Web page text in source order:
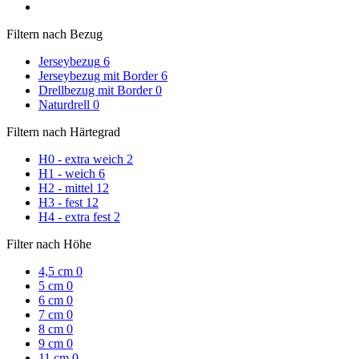
Filtern nach Bezug
Jerseybezug 6
Jerseybezug mit Border 6
Drellbezug mit Border 0
Naturdrell 0
Filtern nach Härtegrad
H0 - extra weich 2
H1 - weich 6
H2 - mittel 12
H3 - fest 12
H4 - extra fest 2
Filter nach Höhe
4,5 cm 0
5 cm 0
6 cm 0
7 cm 0
8 cm 0
9 cm 0